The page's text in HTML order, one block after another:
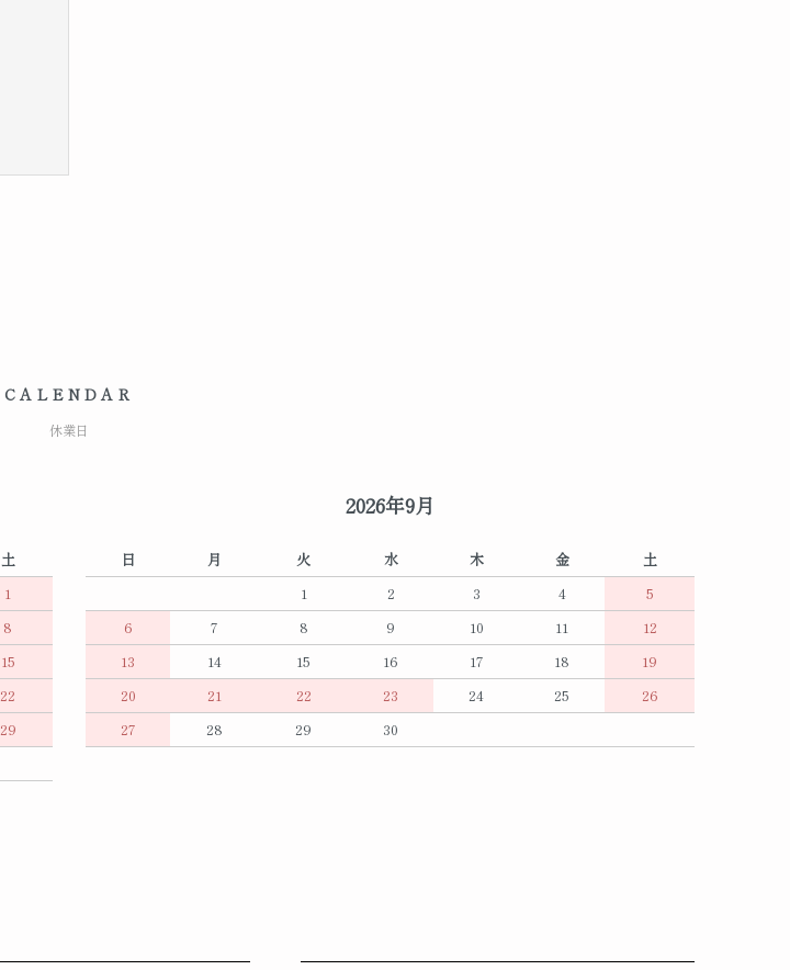
CALENDAR
休業日
土
1
8
15
22
29
2026年9月
日 月 火 水 木 金
土
1
2 3 4
5
6
7 8 9 10 11
12
13
14 15 16 17 18
19
20
21 22 23 24 25
26
27
28 29 30